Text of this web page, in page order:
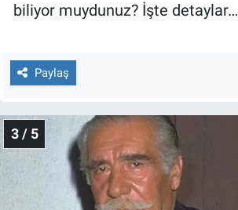
biliyor muydunuz? İşte detaylar…
Paylaş
3 / 5
Yerel Gündem
Canlı Yayın